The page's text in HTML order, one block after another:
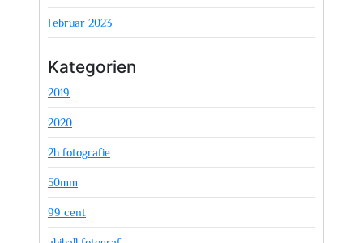
Februar 2023
Kategorien
2019
2020
2h fotografie
50mm
99 cent